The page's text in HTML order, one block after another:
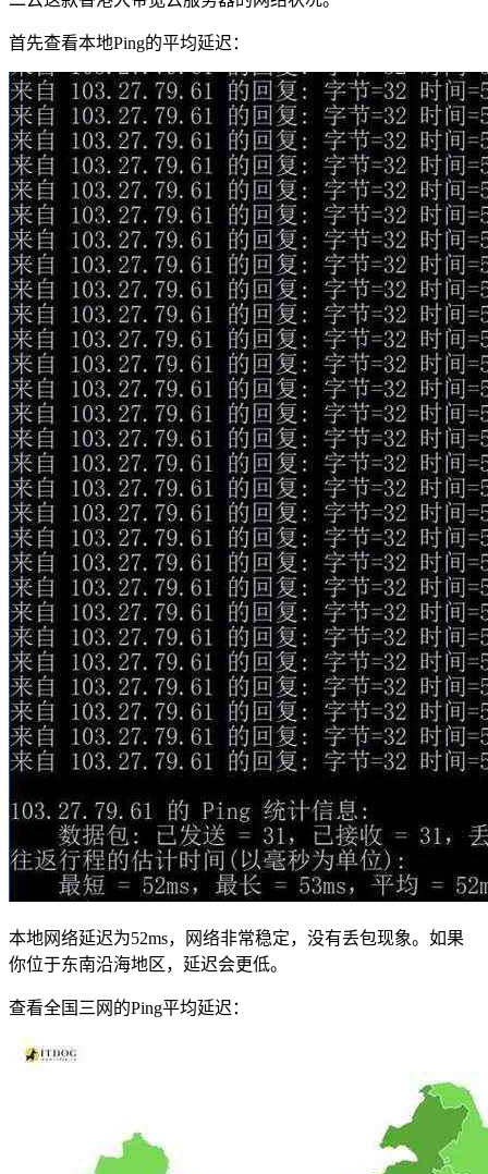
首先查看本地Ping的平均延迟：
本地网络延迟为52ms，网络非常稳定，没有丢包现象。如果
你位于东南沿海地区，延迟会更低。
查看全国三网的Ping平均延迟：